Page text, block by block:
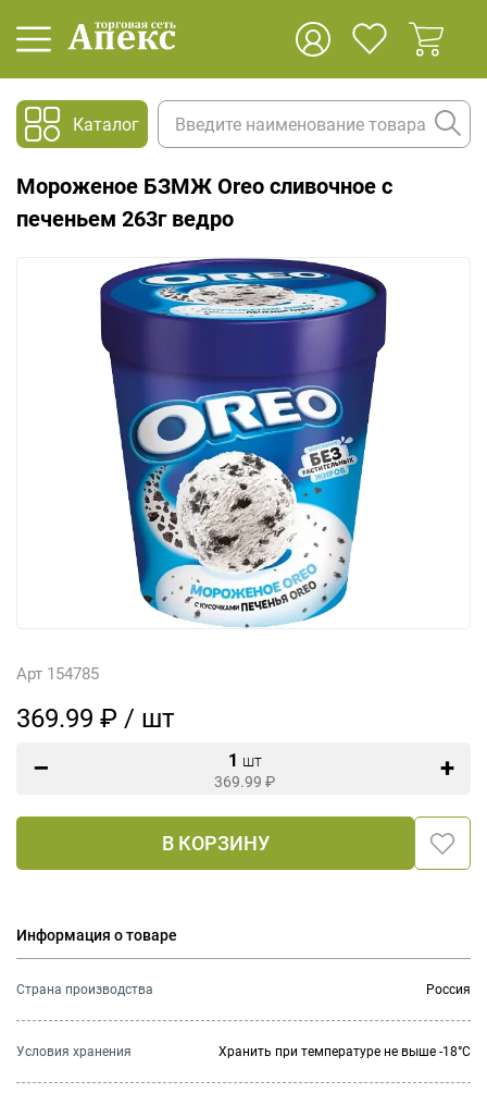
Каталог
Мороженое БЗМЖ Oreo сливочное с
печеньем 263г ведро
Арт 154785
369.99 ₽ / шт
1 шт
369.99 ₽
В КОРЗИНУ
Информация о товаре
Страна производства Россия
Условия хранения Хранить при температуре не выше -18°C